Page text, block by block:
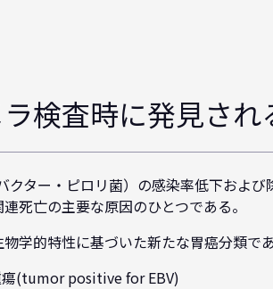
検査時に発見さ
クター・ピロリ菌）の感染率低下およ
死亡の主要な原因のひとつである。
学的特性に基づいた新たな胃癌分類で
(tumor positive for EBV)